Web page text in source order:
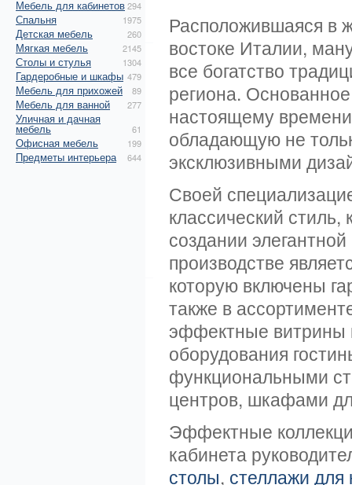
Мебель для кабинетов294
Спальня 1975
Детская мебель 260
Мягкая мебель 2145
Столы и стулья 1304
Гардеробные и шкафы 479
Мебель для прихожей 89
Мебель для ванной 277
Уличная и дачная
мебель 61
Офисная мебель 199
Предметы интерьера 644
Расположившаяся в
востоке Италии,
все богатство
региона.
настоящему
обладающую не
эксклюзивными
Своей
классический
создании
производстве
которую включены
также в
эффектные витрины
оборудования
функциональными
центров, шкафами
Эффектные
кабинета
столы, стеллажи для